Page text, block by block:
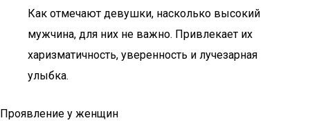
Как отмечают девушки, насколько высокий
мужчина, для них не важно. Привлекает их
харизматичность, уверенность и лучезарная
улыбка.
Проявление у женщин